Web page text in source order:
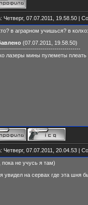
Четверг, 07.07.2011, 19.58.50 |
в аграрном учишься? в
(07.07.2011, 19.58.50)
лазеры мины пулеметы плеать
Четверг, 07.07.2011, 20.04.53 |
пока не учусь я там)
увидел на сервах где эта шня